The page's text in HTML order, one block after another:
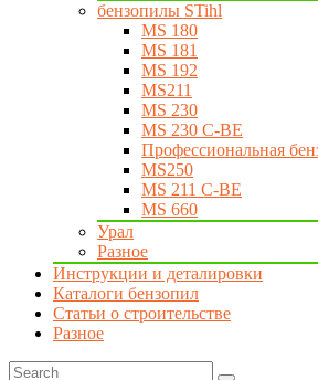
бензопилы STihl
MS 180
MS 181
MS 192
MS211
MS 230
MS 230 C-BE
Профессиональная
MS250
MS 211 C-BE
MS 660
Урал
Разное
Инструкции и деталировки
Каталоги бензопил
Статьи о строительстве
Разное